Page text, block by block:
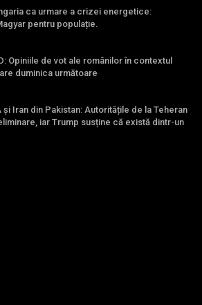
ca urmare a crizei energetice:
pentru populație.
Opiniile de vot ale românilor în contextul
duminica următoare
Iran din Pakistan: Autoritățile de la Teheran
iar Trump susține că există dintr-un